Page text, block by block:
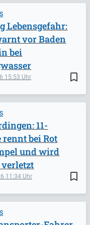
bookmark_border
15:53
Lebensgefahr:
vor Baden
bei
bookmark_border
11:34
11-
bei Rot
und wird